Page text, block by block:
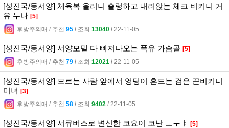
[성진국/동서양] 체육복 올리니 출렁하고 내려앉는 체크 비키니 거
유 누나 [5]
후방주의매 l 추천 95 l 조회 13040 l 22-11-05
[성진국/동서양] 서양모델 다 삐져나오는 폭유 가슴골 [5]
후방주의매 l 추천 79 l 조회 12021 l 22-11-05
[성진국/동서양] 모르는 사람 앞에서 엉덩이 흔드는 검은 끈비키니
미녀 [3]
후방주의매 l 추천 58 l 조회 9402 l 22-11-05
[성진국/동서양] 서큐버스로 변신한 코요이 코난 ㅗㅜㅑ
[5]